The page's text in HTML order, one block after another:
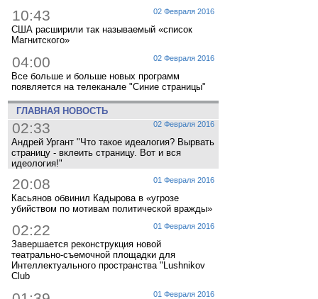
02 Февраля 2016
10:43
США расширили так называемый «список
Магнитского»
02 Февраля 2016
04:00
Все больше и больше новых программ
появляется на телеканале "Синие страницы"
ГЛАВНАЯ НОВОСТЬ
02 Февраля 2016
02:33
Андрей Ургант "Что такое идеалогия? Вырвать
страницу - вклеить страницу. Вот и вся
идеология!"
01 Февраля 2016
20:08
Касьянов обвинил Кадырова в «угрозе
убийством по мотивам политической вражды»
01 Февраля 2016
02:22
Завершается реконструкция новой
театрально-съемочной площадки для
Интеллектуального пространства "Lushnikov
Club
01 Февраля 2016